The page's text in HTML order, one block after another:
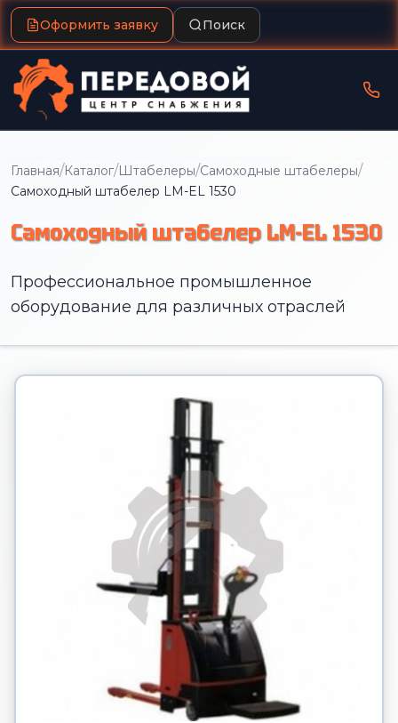
Оформить заявку Поиск
Главная/Каталог/Штабелеры/Самоходные штабелеры/
Самоходный штабелер LM-EL 1530
Самоходный штабелер LM-EL 1530
Профессиональное промышленное
оборудование для различных отраслей